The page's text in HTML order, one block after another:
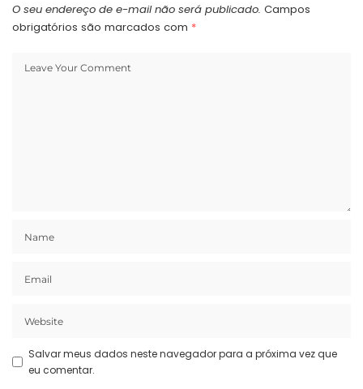
O seu endereço de e-mail não será publicado. Campos
obrigatórios são marcados com *
Salvar meus dados neste navegador para a próxima vez que
eu comentar.